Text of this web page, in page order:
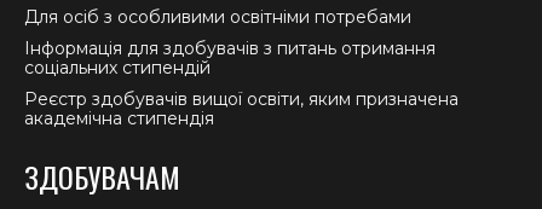
Для осіб з особливими освітніми потребами
Інформація для здобувачів з питань отримання
соціальних стипендій
Реєстр здобувачів вищої освіти, яким призначена
академічна стипендія
ЗДОБУВАЧАМ